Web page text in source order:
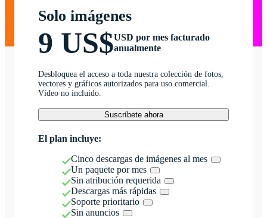
Solo imágenes
9 US$USD por mes facturado
anualmente
Desbloquea el acceso a toda nuestra colección de fotos,
vectores y gráficos autorizados para uso comercial.
Vídeo no incluido.
Suscríbete ahora
El plan incluye:
Cinco descargas de imágenes al mes
Un paquete por mes
Sin atribución requerida
Descargas más rápidas
Soporte prioritario
Sin anuncios